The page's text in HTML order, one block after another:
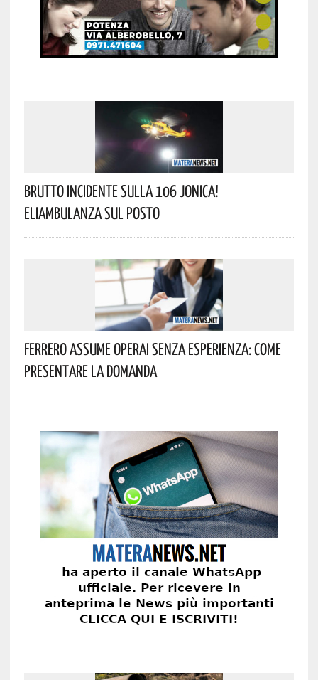
Brutto Incidente Sulla 106 Jonica!
Eliambulanza Sul Posto
Ferrero Assume Operai Senza Esperienza: Come
Presentare La Domanda